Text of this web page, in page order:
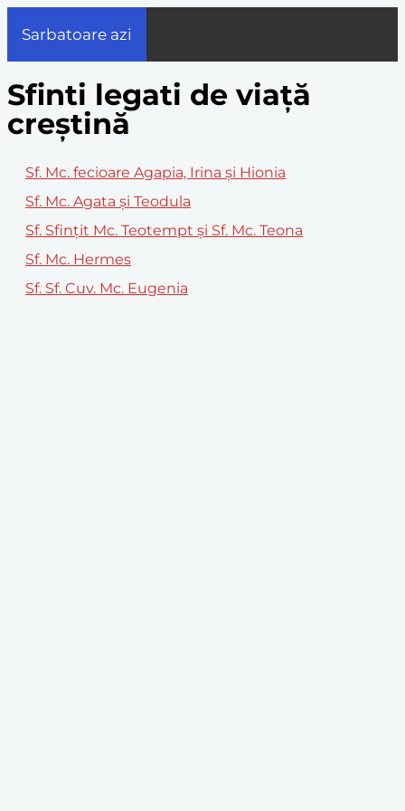
Sarbatoare azi
Sfinti legati de viață
creștină
Sf. Mc. fecioare Agapia, Irina şi Hionia
Sf. Mc. Agata şi Teodula
Sf. Sfinţit Mc. Teotempt şi Sf. Mc. Teona
Sf. Mc. Hermes
Sf. Sf. Cuv. Mc. Eugenia